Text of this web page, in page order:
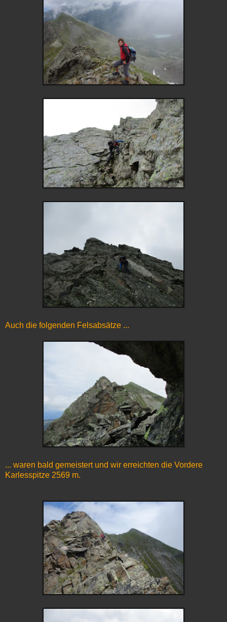
Auch die folgenden Felsabsätze ...
... waren bald gemeistert und wir erreichten die Vordere
Karlesspitze 2569 m.